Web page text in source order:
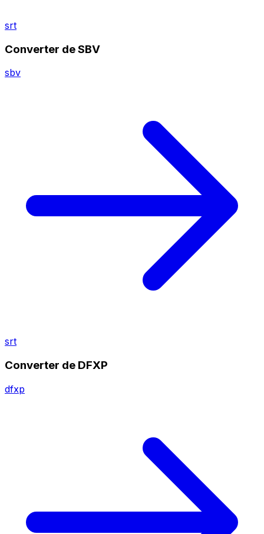
srt
Converter de SBV
sbv
srt
Converter de DFXP
dfxp